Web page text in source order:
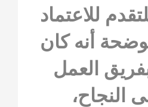
للاعتماد
أنه كان
العمل
النجاح،